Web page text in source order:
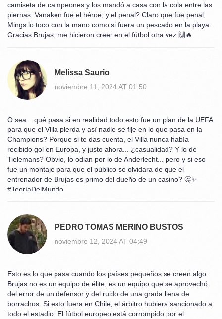
camiseta de campeones y los mandó a casa con la cola entre las
piernas. Vanaken fue el héroe, y el penal? Claro que fue penal,
Mings lo toco con la mano como si fuera un pescado en la playa.
Gracias Brujas, me hicieron creer en el fútbol otra vez 🙌🔥
Melissa Saurio
noviembre 11, 2024 AT 01:50
O sea... qué pasa si en realidad todo esto fue un plan de la UEFA
para que el Villa pierda y así nadie se fije en lo que pasa en la
Champions? Porque si te das cuenta, el Villa nunca había
recibido gol en Europa, y justo ahora... ¿casualidad? Y lo de
Tielemans? Obvio, lo odian por lo de Anderlecht... pero y si eso
fue un montaje para que el público se olvidara de que el
entrenador de Brujas es primo del dueño de un casino? 🤔✨
#TeoríaDelMundo
PEDRO TOMAS MERINO BUSTOS
noviembre 12, 2024 AT 04:49
Esto es lo que pasa cuando los países pequeños se creen algo.
Brujas no es un equipo de élite, es un equipo que se aprovechó
del error de un defensor y del ruido de una grada llena de
borrachos. Si esto fuera en Chile, el árbitro hubiera sancionado a
todo el estadio. El fútbol europeo está corrompido por el